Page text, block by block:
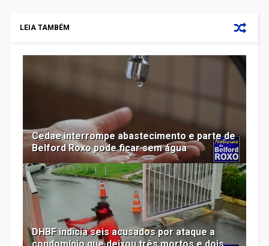
LEIA TAMBÉM
Cedae interrompe abastecimento e parte de
Belford Roxo pode ficar sem água
DHBF indicia seis acusados por ataque a
condomínio que deixou três mortos e dois